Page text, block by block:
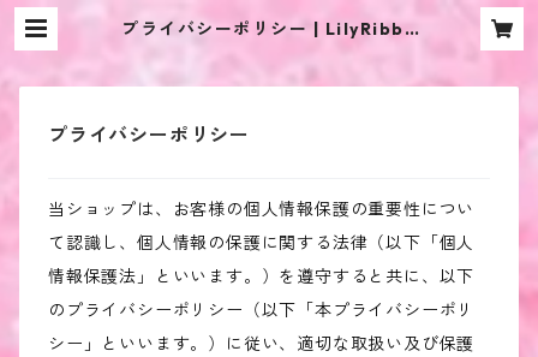
プライバシーポリシー | LilyRibbo
プライバシーポリシー
当ショップは、お客様の個人情報保護の重要性につい
て認識し、個人情報の保護に関する法律（以下「個人
情報保護法」といいます。）を遵守すると共に、以下
のプライバシーポリシー（以下「本プライバシーポリ
シー」といいます。）に従い、適切な取扱い及び保護